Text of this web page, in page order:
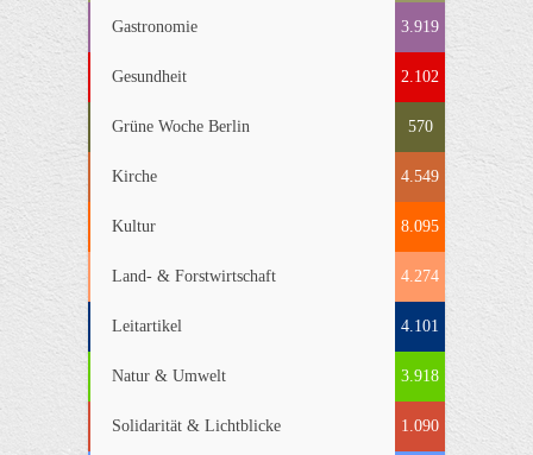
Gastronomie 3.919
Gesundheit 2.102
Grüne Woche Berlin 570
Kirche 4.549
Kultur 8.095
Land- & Forstwirtschaft 4.274
Leitartikel 4.101
Natur & Umwelt 3.918
Solidarität & Lichtblicke 1.090